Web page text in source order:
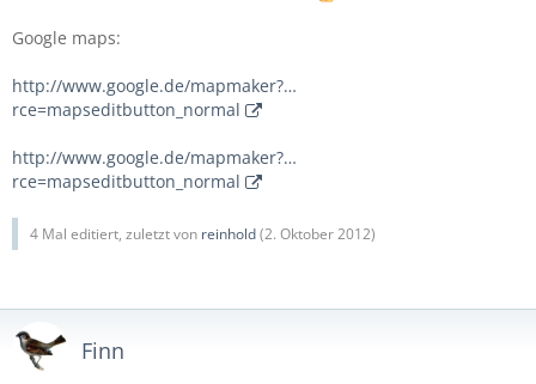
Google maps:
http://www.google.de/mapmaker?…
rce=mapseditbutton_normal
http://www.google.de/mapmaker?…
rce=mapseditbutton_normal
4 Mal editiert, zuletzt von reinhold(2. Oktober 2012)
Finn